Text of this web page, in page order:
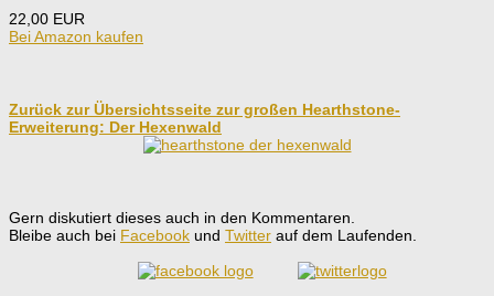
22,00 EUR
Bei Amazon kaufen
Zurück zur Übersichtsseite zur großen Hearthstone-
Erweiterung: Der Hexenwald
Gern diskutiert dieses auch in den Kommentaren.
Bleibe auch bei Facebook und Twitter auf dem Laufenden.